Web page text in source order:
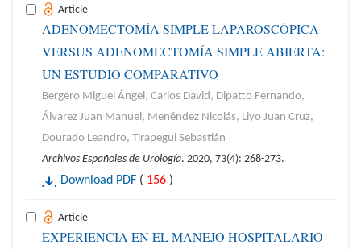
Article
ADENOMECTOMÍA SIMPLE LAPAROSCÓPICA
VERSUS ADENOMECTOMÍA SIMPLE ABIERTA:
UN ESTUDIO COMPARATIVO
Bergero Miguel Ángel, Carlos David, Dipatto Fernando,
Álvarez Juan Manuel, Menéndez Nicolás, Liyo Juan Cruz,
Dourado Leandro, Tirapegui Sebastián
Archivos Españoles de Urología. 2020, 73(4): 268-273.
Download PDF ( 156 )
Article
EXPERIENCIA EN EL MANEJO HOSPITALARIO